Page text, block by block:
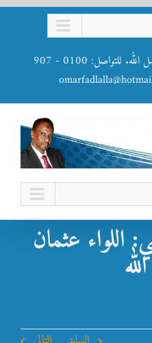
الموقع الرسمي للدكتور عمر فضل الله. للتواصل: 0100 - 907
اللواء عثمان